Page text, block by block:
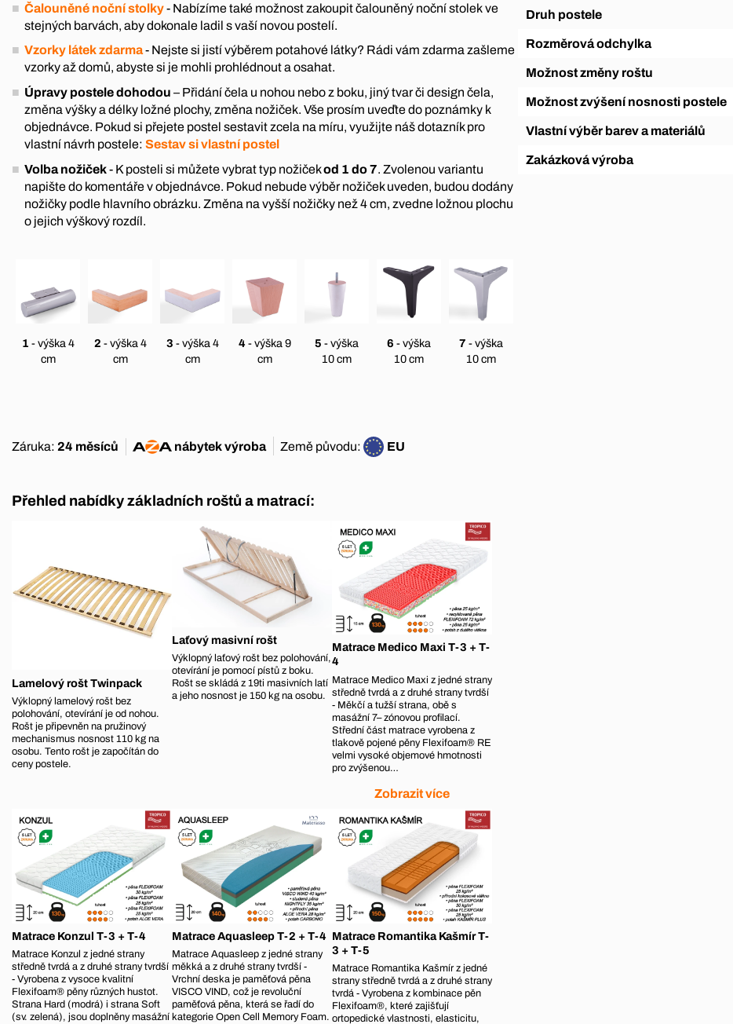
Čalouněné noční stolky- Nabízíme také možnost zakoupit čalouněný noční stolek ve
stejných barvách, aby dokonale ladil s vaší novou postelí.
Vzorky látek zdarma- Nejste si jistí výběrem potahové látky? Rádi vám zdarma zašleme
vzorky až domů, abyste si je mohli prohlédnout a osahat.
Úpravy postele dohodou – Přidání čela u nohou nebo z boku, jiný tvar či design čela,
změna výšky a délky ložné plochy, změna nožiček. Vše prosím uveďte do poznámky k
objednávce. Pokud si přejete postel sestavit zcela na míru, využijte náš dotazník pro
vlastní návrh postele: Sestav si vlastní postel
Volba nožiček- K posteli si můžete vybrat typ nožičekod 1 do 7. Zvolenou variantu
napište do komentáře v objednávce. Pokud nebude výběr nožiček uveden, budou dodány
nožičky podle hlavního obrázku. Změna na vyšší nožičky než 4 cm, zvedne ložnou plochu
o jejich výškový rozdíl.
1 - výška 4
cm
2 - výška 4
cm
3 - výška 4
cm
4 - výška 9
cm
5 - výška
10 cm
6 - výška
10 cm
7 - výška
10 cm
Záruka: 24 měsíců nábytekvýroba Země původu: EU
Přehled nabídky základních roštů a matrací:
Lamelový rošt Twinpack
Výklopný lamelový rošt bez
polohování, otevírání je od nohou.
Rošt je připevněn na pružinový
mechanismus nosnost 110 kg na
osobu. Tento rošt je započítán do
ceny postele.
Laťový masivní rošt
Výklopný laťový rošt bez polohování,
otevírání je pomocí pístů z boku.
Rošt se skládá z 19ti masivních latí
a jeho nosnost je 150 kg na osobu.
Matrace Medico Maxi T-3 + T-
4
Matrace Medico Maxi z jedné strany
středně tvrdá a z druhé strany tvrdší
- Měkčí a tužší strana, obě s
masážní 7– zónovou profilací.
Střední část matrace vyrobena z
tlakově pojené pěny Flexifoam® RE
velmi vysoké objemové hmotnosti
pro zvýšenou…
Zobrazit více
Matrace Konzul T-3 + T-4
Matrace Konzul z jedné strany
středně tvrdá a z druhé strany tvrdší
- Vyrobena z vysoce kvalitní
Flexifoam® pěny různých hustot.
Strana Hard (modrá) i strana Soft
(sv. zelená), jsou doplněny masážní
Matrace Aquasleep T-2 + T-4
Matrace Aquasleep z jedné strany
měkká a z druhé strany tvrdší -
Vrchní deska je paměťová pěna
VISCO VIND, což je revoluční
paměťová pěna, která se řadí do
kategorie Open Cell Memory Foam.
Matrace Romantika Kašmír T-
3 + T-5
Matrace Romantika Kašmír z jedné
strany středně tvrdá a z druhé strany
tvrdá - Vyrobena z kombinace pěn
Flexifoam®, které zajišťují
ortopedické vlastnosti, elasticitu,
Druh postele
Rozměrová odchylka
Možnost změny roštu
Možnost zvýšení nosnosti postele
Vlastní výběr barev a materiálů
Zakázková výroba